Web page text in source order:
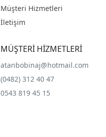
Müşteri Hizmetleri
İletişim
MÜŞTERİ HİZMETLERİ
atanbobinaj@hotmail.com
(0482) 312 40 47
0543 819 45 15